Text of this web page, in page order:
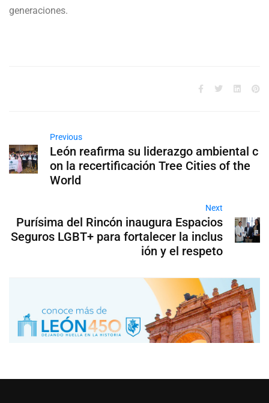
generaciones.
Previous
León reafirma su liderazgo ambiental c
on la recertificación Tree Cities of the
World
Next
Purísima del Rincón inaugura Espacios
Seguros LGBT+ para fortalecer la inclus
ión y el respeto